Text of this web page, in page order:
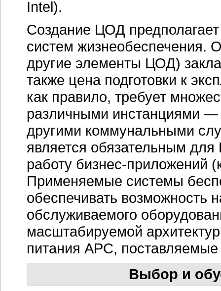
Intel).
Создание ЦОД
систем жизнеобеспечения.
другие элементы ЦОД)
также цена подготовки к
как правило, требует
различными инстанциями —
другими коммунальными
является обязательным
работу бизнес-приложений
Применяемые системы
обеспечивать возможность
обслуживаемого
масштабируемой
питания APC,
Выбор и